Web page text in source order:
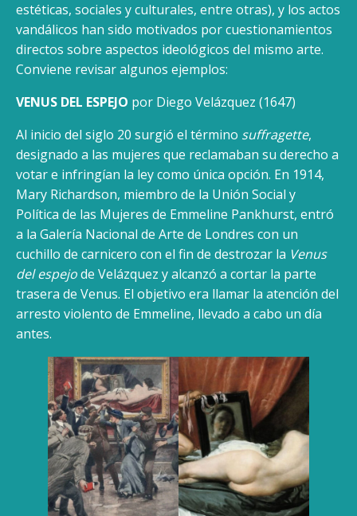
estéticas, sociales y culturales, entre otras), y los actos
vandálicos han sido motivados por cuestionamientos
directos sobre aspectos ideológicos del mismo arte.
Conviene revisar algunos ejemplos:
VENUS DEL ESPEJO por Diego Velázquez (1647)
Al inicio del siglo 20 surgió el término suffragette,
designado a las mujeres que reclamaban su derecho a
votar e infrin­gían la ley como única opción. En 1914,
Mary Richardson, miembro de la Unión Social y
Política de las Mujeres de Emme­line Pankhurst, entró
a la Galería Nacional de Arte de Londres con un
cuchillo de carnicero con el fin de destrozar la Venus
del espejode Velázquez y alcanzó a cortar la parte
trasera de Venus. El objetivo era llamar la atención del
arresto violento de Emmeline, llevado a cabo un día
antes.